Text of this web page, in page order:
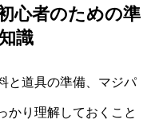
心者のための準
識
と道具の準備、マジパ
かり理解しておくこと